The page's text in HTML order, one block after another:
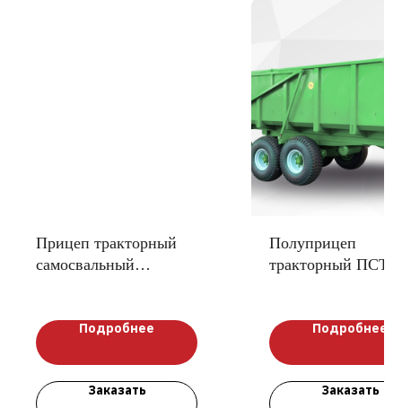
Прицеп тракторный
самосвальный
Подробнее
Заказать
Полуприцеп
тракторный ПСТ-
Подробнее
Заказать